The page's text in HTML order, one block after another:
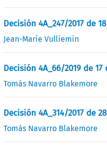
Decisión 4A_247/2017 de
Jean-Marie Vulliemin
Decisión 4A_66/2019 de
Tomás Navarro Blakemore
Decisión 4A_314/2017 de
Tomás Navarro Blakemore